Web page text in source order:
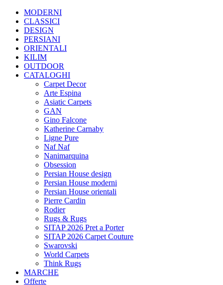
MODERNI
CLASSICI
DESIGN
PERSIANI
ORIENTALI
KILIM
OUTDOOR
CATALOGHI
Carpet Decor
Arte Espina
Asiatic Carpets
GAN
Gino Falcone
Katherine Carnaby
Ligne Pure
Naf Naf
Nanimarquina
Obsession
Persian House design
Persian House moderni
Persian House orientali
Pierre Cardin
Rodier
Rugs & Rugs
SITAP 2026 Pret a Porter
SITAP 2026 Carpet Couture
Swarovski
World Carpets
Think Rugs
MARCHE
Offerte